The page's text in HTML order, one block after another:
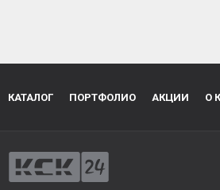
КАТАЛОГ ПОРТФОЛИО АКЦИИ О